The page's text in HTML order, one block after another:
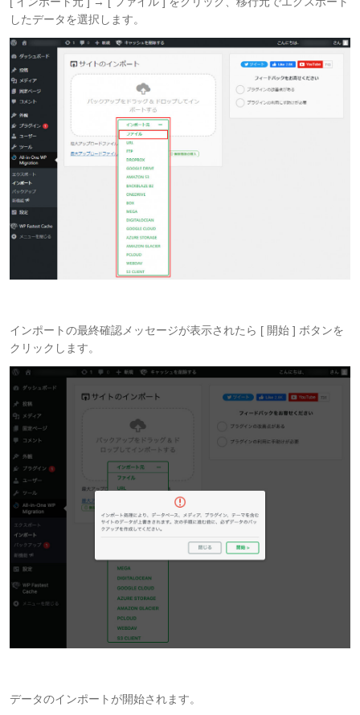
したデータを選択します。
インポートの最終確認メッセージが表示されたら [ 開始 ] ボタンを
クリックします。
データのインポートが開始されます。